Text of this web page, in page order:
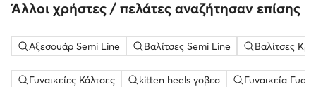
Άλλοι χρήστες / πελάτες αναζήτησαν επίσης
Αξεσουάρ Semi Line Βαλίτσες Semi Line Βαλίτσες
Γυναικείες Κάλτσες kitten heels γοβεσ Γυναικεία